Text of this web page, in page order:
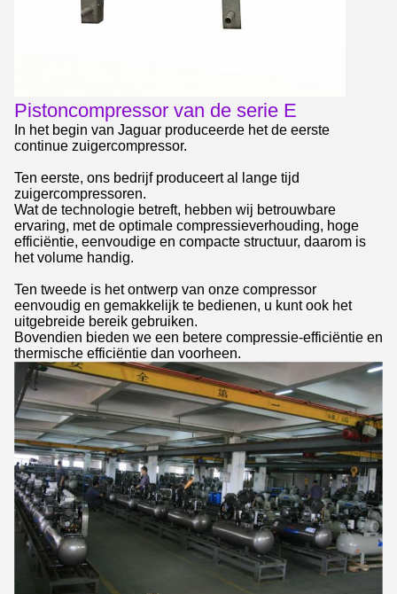
Pistoncompressor van de serie E
In het begin van Jaguar produceerde het de eerste
continue zuigercompressor.
Ten eerste, ons bedrijf produceert al lange tijd
zuigercompressoren.
Wat de technologie betreft, hebben wij betrouwbare
ervaring, met de optimale compressieverhouding, hoge
efficiëntie, eenvoudige en compacte structuur, daarom is
het volume handig.
Ten tweede is het ontwerp van onze compressor
eenvoudig en gemakkelijk te bedienen, u kunt ook het
uitgebreide bereik gebruiken.
Bovendien bieden we een betere compressie-efficiëntie en
thermische efficiëntie dan voorheen.